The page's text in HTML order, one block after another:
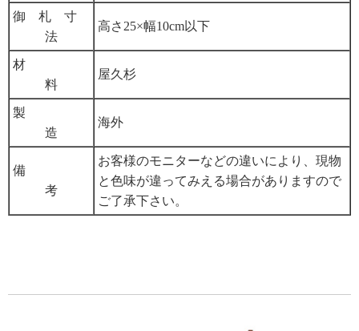
御 札 寸
法
高さ25×幅10cm以下
材
料
屋久杉
製
造
海外
備
考
お客様のモニターなどの違いにより、現物
と色味が違ってみえる場合がありますので
ご了承下さい。